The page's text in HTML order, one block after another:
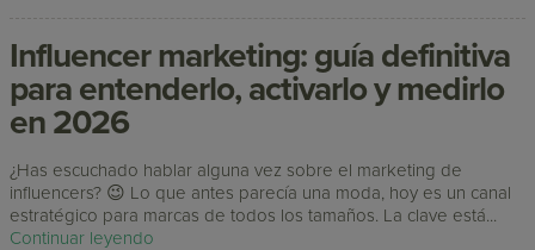
Influencer marketing: guía definitiva
para entenderlo, activarlo y medirlo
en 2026
¿Has escuchado hablar alguna vez sobre el marketing de
influencers? 😉 Lo que antes parecía una moda, hoy es un canal
estratégico para marcas de todos los tamaños. La clave está...
Continuar leyendo